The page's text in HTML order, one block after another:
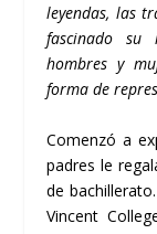
leyendas, las
fascinado su
hombres y
forma de
Comenzó a
padres le
de
Vincent